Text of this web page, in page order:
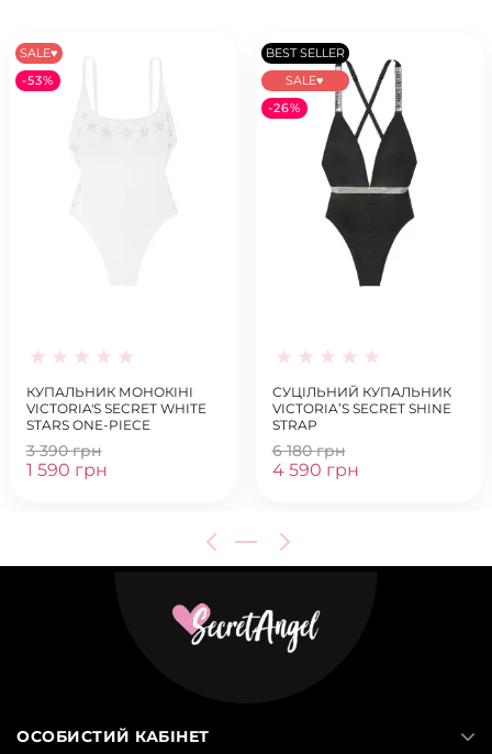
SALE♥
-53%
КУПАЛЬНИК МОНОКІНІ
VICTORIA'S SECRET WHITE
STARS ONE-PIECE
3 390 грн
1 590 грн
BEST SELLER
SALE♥
-26%
СУЦІЛЬНИЙ КУПАЛЬНИК
VICTORIA’S SECRET SHINE
STRAP
6 180 грн
4 590 грн
ОСОБИСТИЙ КАБІНЕТ